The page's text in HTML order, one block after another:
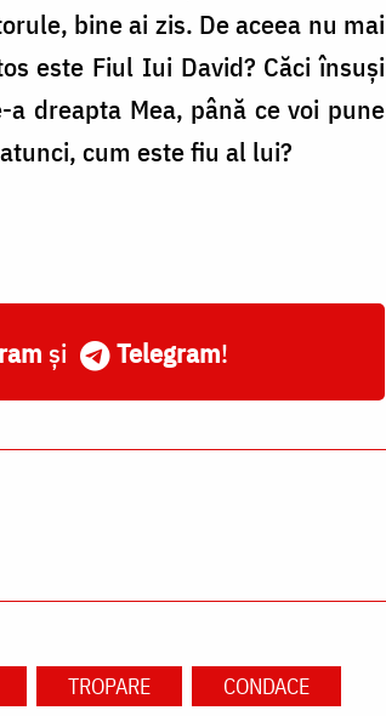
bine ai zis. De aceea nu mai
este Fiul Iui David? Căci însuși
dreapta Mea, până ce voi pune
cum este fiu al lui?
și Telegram!
TROPARE CONDACE